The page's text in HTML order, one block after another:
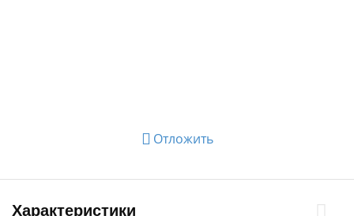
Отложить
Характеристики